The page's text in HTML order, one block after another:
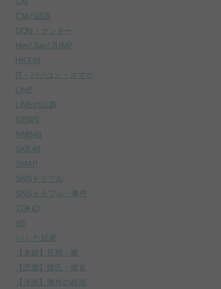
CMの話題
DQN・ヤンキー
Hey! Say! JUMP
HKT48
IT・パソコン・スマホ
LINE
LINEの話題
NEWS
NMB48
SKE48
SMAP
SNSトラブル
SNSトラブル・事件
TOKIO
V6
○○した結果
【夫婦】旦那・嫁
【恋愛】彼氏・彼女
【洋画】海外の映画